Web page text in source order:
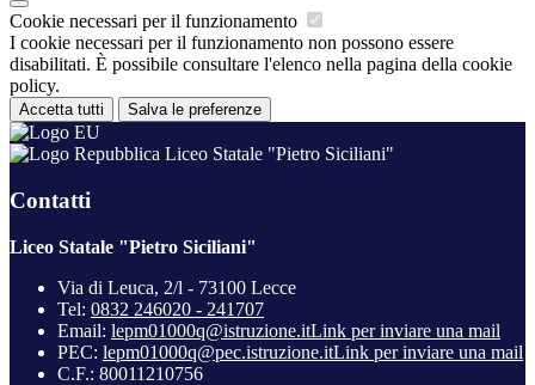
Cookie necessari per il funzionamento
I cookie necessari per il funzionamento non possono essere
disabilitati. È possibile consultare l'elenco nella pagina della cookie
policy.
Accetta tutti Salva le preferenze
Liceo Statale "Pietro Siciliani"
Contatti
Liceo Statale "Pietro Siciliani"
Via di Leuca, 2/l - 73100 Lecce
Tel: 0832 246020 - 241707
Email: lepm01000q@istruzione.itLink per inviare una mail
PEC: lepm01000q@pec.istruzione.itLink per inviare una mail
C.F.: 80011210756